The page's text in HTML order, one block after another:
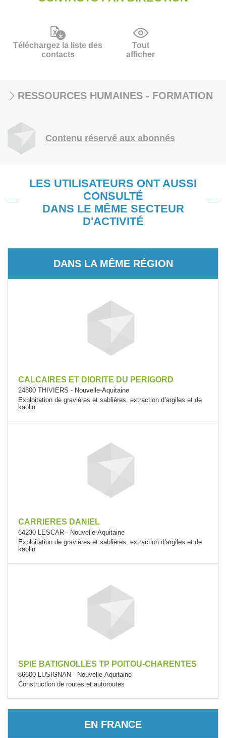
Téléchargez la liste des
contacts
Tout
afficher
RESSOURCES HUMAINES - FORMATION
Contenu réservé aux abonnés
LES UTILISATEURS ONT AUSSI
CONSULTÉ
DANS LE MÊME SECTEUR
D'ACTIVITÉ
DANS LA MÊME RÉGION
CALCAIRES ET DIORITE DU PERIGORD
24800 THIVIERS - Nouvelle-Aquitaine
Exploitation de gravières et sablières, extraction d’argiles et de
kaolin
CARRIERES DANIEL
64230 LESCAR - Nouvelle-Aquitaine
Exploitation de gravières et sablières, extraction d’argiles et de
kaolin
SPIE BATIGNOLLES TP POITOU-CHARENTES
86600 LUSIGNAN - Nouvelle-Aquitaine
Construction de routes et autoroutes
EN FRANCE